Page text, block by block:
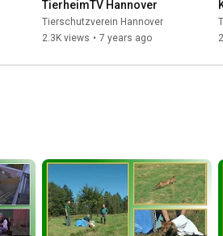
TierheimTV Hannover
Tierschutzverein Hannover
2.3K views • 7 years ago